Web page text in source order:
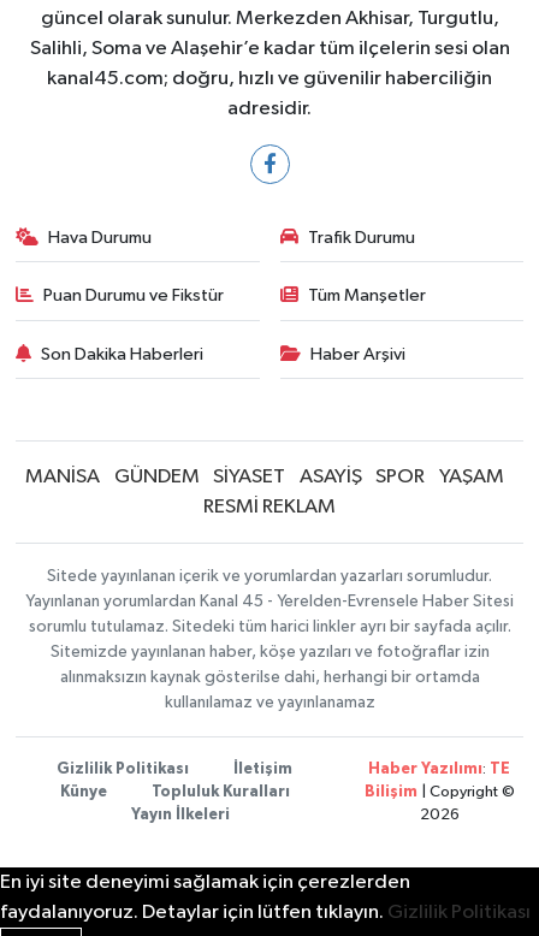
güncel olarak sunulur. Merkezden Akhisar, Turgutlu,
Salihli, Soma ve Alaşehir’e kadar tüm ilçelerin sesi olan
kanal45.com; doğru, hızlı ve güvenilir haberciliğin
adresidir.
Hava Durumu Trafik Durumu
Puan Durumu ve Fikstür Tüm Manşetler
Son Dakika Haberleri Haber Arşivi
MANİSA GÜNDEM SİYASET ASAYİŞ SPOR
YAŞAM
RESMİ REKLAM
Sitede yayınlanan içerik ve yorumlardan yazarları sorumludur.
Yayınlanan yorumlardan Kanal 45 - Yerelden-Evrensele Haber Sitesi
sorumlu tutulamaz. Sitedeki tüm harici linkler ayrı bir sayfada açılır.
Sitemizde yayınlanan haber, köşe yazıları ve fotoğraflar izin
alınmaksızın kaynak gösterilse dahi, herhangi bir ortamda
kullanılamaz ve yayınlanamaz
Gizlilik Politikası
İletişim
Künye
Topluluk Kuralları
Yayın İlkeleri
Haber Yazılımı:
TE
Bilişim | Copyright ©
2026
En iyi site deneyimi sağlamak için çerezlerden
faydalanıyoruz. Detaylar için lütfen tıklayın. Gizlilik Politikası